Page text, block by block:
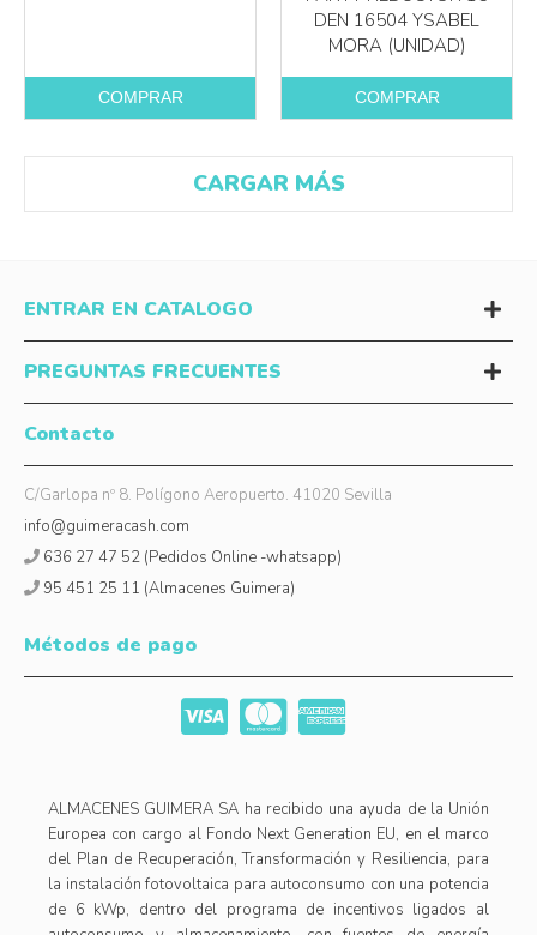
COMPRAR
DEN 16504 YSABEL
MORA (UNIDAD)
COMPRAR
CARGAR MÁS
ENTRAR EN CATALOGO
PREGUNTAS FRECUENTES
Contacto
C/Garlopa nº 8. Polígono Aeropuerto. 41020 Sevilla
info@guimeracash.com
636 27 47 52 (Pedidos Online -whatsapp)
95 451 25 11 (Almacenes Guimera)
Métodos de pago
ALMACENES GUIMERA SA ha recibido una ayuda de la Unión
Europea con cargo al Fondo Next Generation EU, en el marco
del Plan de Recuperación, Transformación y Resiliencia, para
la instalación fotovoltaica para autoconsumo con una potencia
de 6 kWp, dentro del programa de incentivos ligados al